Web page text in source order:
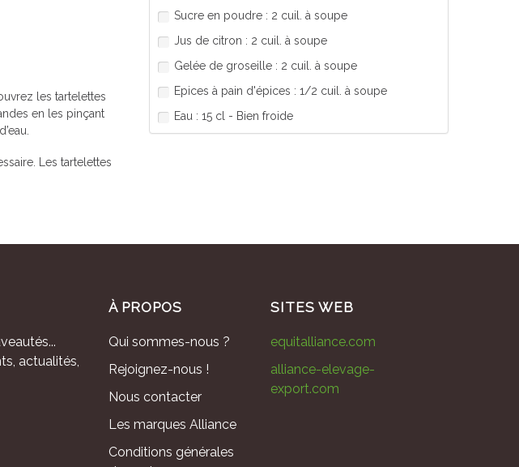
les tartelettes
en les pinçant
Les tartelettes
Sucre en poudre : 2 cuil. à soupe
Jus de citron : 2 cuil. à soupe
Gelée de groseille : 2 cuil. à soupe
Epices à pain d'épices : 1/2 cuil. à soupe
Eau : 15 cl - Bien froide
À PROPOS
Qui sommes-nous ?
Rejoignez-nous !
Nous contacter
Les marques Alliance
Conditions générales
SITES WEB
equitalliance.com
alliance-elevage-
export.com
actualités,